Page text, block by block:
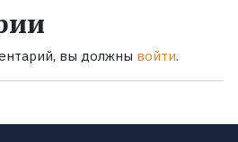
вы должны войти.